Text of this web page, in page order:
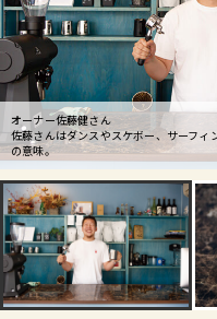
オーナー佐藤健さん
佐藤さんはダンスやスケボー、サーフィ
の意味。
カフェラテ 600円（税別）
アメリカ留学時に通っていたダイナーを
コーヒー提供）やってます。